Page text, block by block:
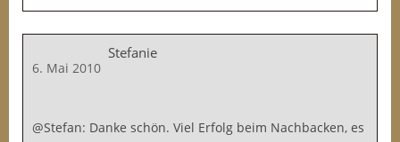
Stefanie
6. Mai 2010
@Stefan: Danke schön. Viel Erfolg beim Nachbacken, es